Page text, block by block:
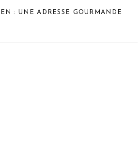
: UNE ADRESSE GOURMANDE